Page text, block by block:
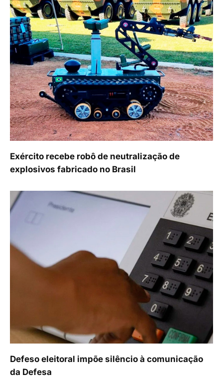
Exército recebe robô de neutralização de
explosivos fabricado no Brasil
Defeso eleitoral impõe silêncio à comunicação
da Defesa